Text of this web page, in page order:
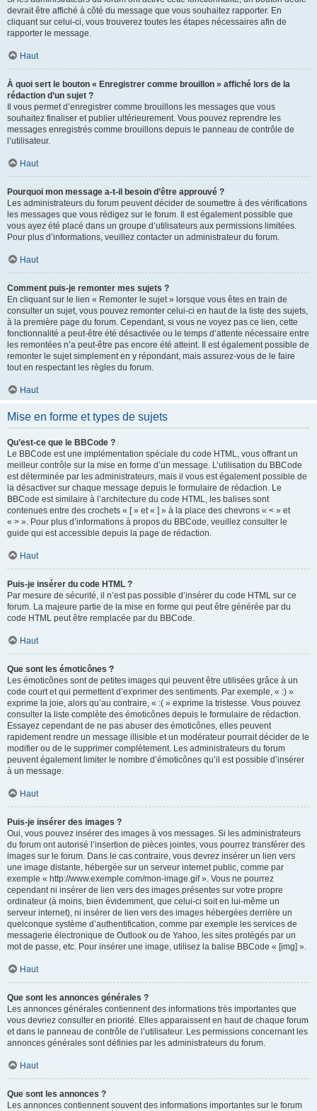
devrait être affiché à côté du message que vous souhaitez rapporter. En
cliquant sur celui-ci, vous trouverez toutes les étapes nécessaires afin de
rapporter le message.
Haut
À quoi sert le bouton « Enregistrer comme brouillon » affiché lors de la
rédaction d’un sujet ?
Il vous permet d’enregistrer comme brouillons les messages que vous
souhaitez finaliser et publier ultérieurement. Vous pouvez reprendre les
messages enregistrés comme brouillons depuis le panneau de contrôle de
l’utilisateur.
Haut
Pourquoi mon message a-t-il besoin d’être approuvé ?
Les administrateurs du forum peuvent décider de soumettre à des vérifications
les messages que vous rédigez sur le forum. Il est également possible que
vous ayez été placé dans un groupe d’utilisateurs aux permissions limitées.
Pour plus d’informations, veuillez contacter un administrateur du forum.
Haut
Comment puis-je remonter mes sujets ?
En cliquant sur le lien « Remonter le sujet » lorsque vous êtes en train de
consulter un sujet, vous pouvez remonter celui-ci en haut de la liste des sujets,
à la première page du forum. Cependant, si vous ne voyez pas ce lien, cette
fonctionnalité a peut-être été désactivée ou le temps d’attente nécessaire entre
les remontées n’a peut-être pas encore été atteint. Il est également possible de
remonter le sujet simplement en y répondant, mais assurez-vous de le faire
tout en respectant les règles du forum.
Haut
Mise en forme et types de sujets
Qu’est-ce que le BBCode ?
Le BBCode est une implémentation spéciale du code HTML, vous offrant un
meilleur contrôle sur la mise en forme d’un message. L’utilisation du BBCode
est déterminée par les administrateurs, mais il vous est également possible de
la désactiver sur chaque message depuis le formulaire de rédaction. Le
BBCode est similaire à l’architecture du code HTML, les balises sont
contenues entre des crochets « [ » et « ] » à la place des chevrons « < » et
« > ». Pour plus d’informations à propos du BBCode, veuillez consulter le
guide qui est accessible depuis la page de rédaction.
Haut
Puis-je insérer du code HTML ?
Par mesure de sécurité, il n’est pas possible d’insérer du code HTML sur ce
forum. La majeure partie de la mise en forme qui peut être générée par du
code HTML peut être remplacée par du BBCode.
Haut
Que sont les émoticônes ?
Les émoticônes sont de petites images qui peuvent être utilisées grâce à un
code court et qui permettent d’exprimer des sentiments. Par exemple, « :) »
exprime la joie, alors qu’au contraire, « :( » exprime la tristesse. Vous pouvez
consulter la liste complète des émoticônes depuis le formulaire de rédaction.
Essayez cependant de ne pas abuser des émoticônes, elles peuvent
rapidement rendre un message illisible et un modérateur pourrait décider de le
modifier ou de le supprimer complètement. Les administrateurs du forum
peuvent également limiter le nombre d’émoticônes qu’il est possible d’insérer
à un message.
Haut
Puis-je insérer des images ?
Oui, vous pouvez insérer des images à vos messages. Si les administrateurs
du forum ont autorisé l’insertion de pièces jointes, vous pourrez transférer des
images sur le forum. Dans le cas contraire, vous devrez insérer un lien vers
une image distante, hébergée sur un serveur internet public, comme par
exemple « http://www.exemple.com/mon-image.gif ». Vous ne pourrez
cependant ni insérer de lien vers des images présentes sur votre propre
ordinateur (à moins, bien évidemment, que celui-ci soit en lui-même un
serveur internet), ni insérer de lien vers des images hébergées derrière un
quelconque système d’authentification, comme par exemple les services de
messagerie électronique de Outlook ou de Yahoo, les sites protégés par un
mot de passe, etc. Pour insérer une image, utilisez la balise BBCode « [img] ».
Haut
Que sont les annonces générales ?
Les annonces générales contiennent des informations très importantes que
vous devriez consulter en priorité. Elles apparaissent en haut de chaque forum
et dans le panneau de contrôle de l’utilisateur. Les permissions concernant les
annonces générales sont définies par les administrateurs du forum.
Haut
Que sont les annonces ?
Les annonces contiennent souvent des informations importantes sur le forum